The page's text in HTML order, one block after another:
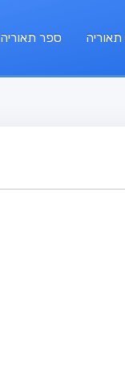
ספר תאוריה